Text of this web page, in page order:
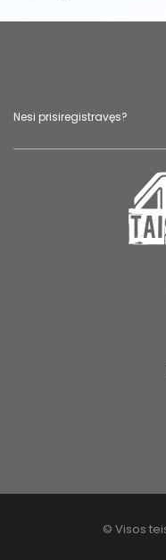
Nesi prisiregistravęs?
© Visos